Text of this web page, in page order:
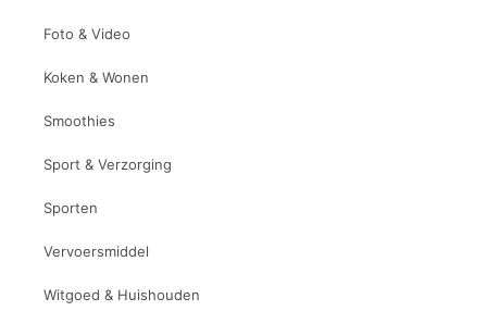
Foto & Video
Koken & Wonen
Smoothies
Sport & Verzorging
Sporten
Vervoersmiddel
Witgoed & Huishouden